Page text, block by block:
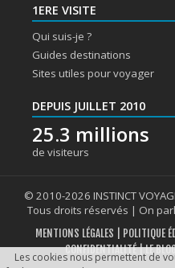
1ERE VISITE
Qui suis-je ?
Guides destinations
Sites utiles pour voyager
DEPUIS JUILLET 2010
25.3 millions
de visiteurs
© 2010-2026 INSTINCT
Tous droits réservés | On
MENTIONS LÉGALES POLITIQUE
CONFIDENTIALITÉ| LE
Les cookies nous permettent de